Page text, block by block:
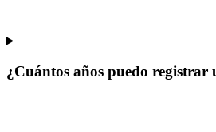
¿Cuántos años puedo registrar